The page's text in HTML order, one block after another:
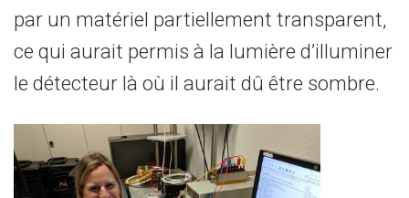
par un matériel partiellement transparent,
ce qui aurait permis à la lumière d’illuminer
le détecteur là où il aurait dû être sombre.